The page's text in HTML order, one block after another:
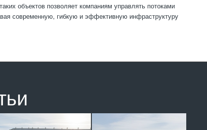
объектов позволяет компаниям управлять потоками
современную, гибкую и эффективную инфраструктуру